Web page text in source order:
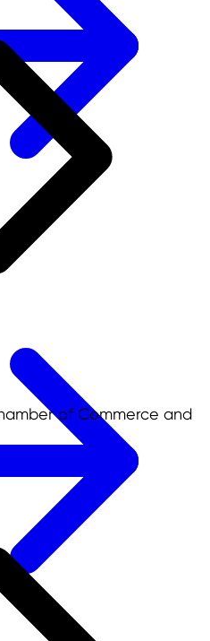
of Commerce and